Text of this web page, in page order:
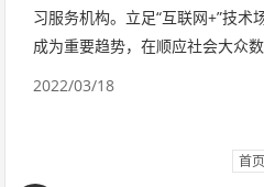
习服务机构。立足“互联网+”技
成为重要趋势，在顺应社会大众
2022/03/18
首页